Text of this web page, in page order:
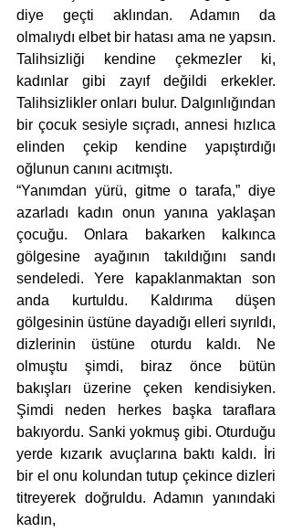
diye geçti aklından. Adamın da
olmalıydı elbet bir hatası ama ne yapsın.
Talihsizliği kendine çekmezler ki,
kadınlar gibi zayıf değildi erkekler.
Talihsizlikler onları bulur. Dalgınlığından
bir çocuk sesiyle sıçradı, annesi hızlıca
elinden çekip kendine yapıştırdığı
oğlunun canını acıtmıştı.
“Yanımdan yürü, gitme o tarafa,” diye
azarladı kadın onun yanına yaklaşan
çocuğu. Onlara bakarken kalkınca
gölgesine ayağının takıldığını sandı
sendeledi. Yere kapaklanmaktan son
anda kurtuldu. Kaldırıma düşen
gölgesinin üstüne dayadığı elleri sıyrıldı,
dizlerinin üstüne oturdu kaldı. Ne
olmuştu şimdi, biraz önce bütün
bakışları üzerine çeken kendisiyken.
Şimdi neden herkes başka taraflara
bakıyordu. Sanki yokmuş gibi. Oturduğu
yerde kızarık avuçlarına baktı kaldı. İri
bir el onu kolundan tutup çekince dizleri
titreyerek doğruldu. Adamın yanındaki
kadın,